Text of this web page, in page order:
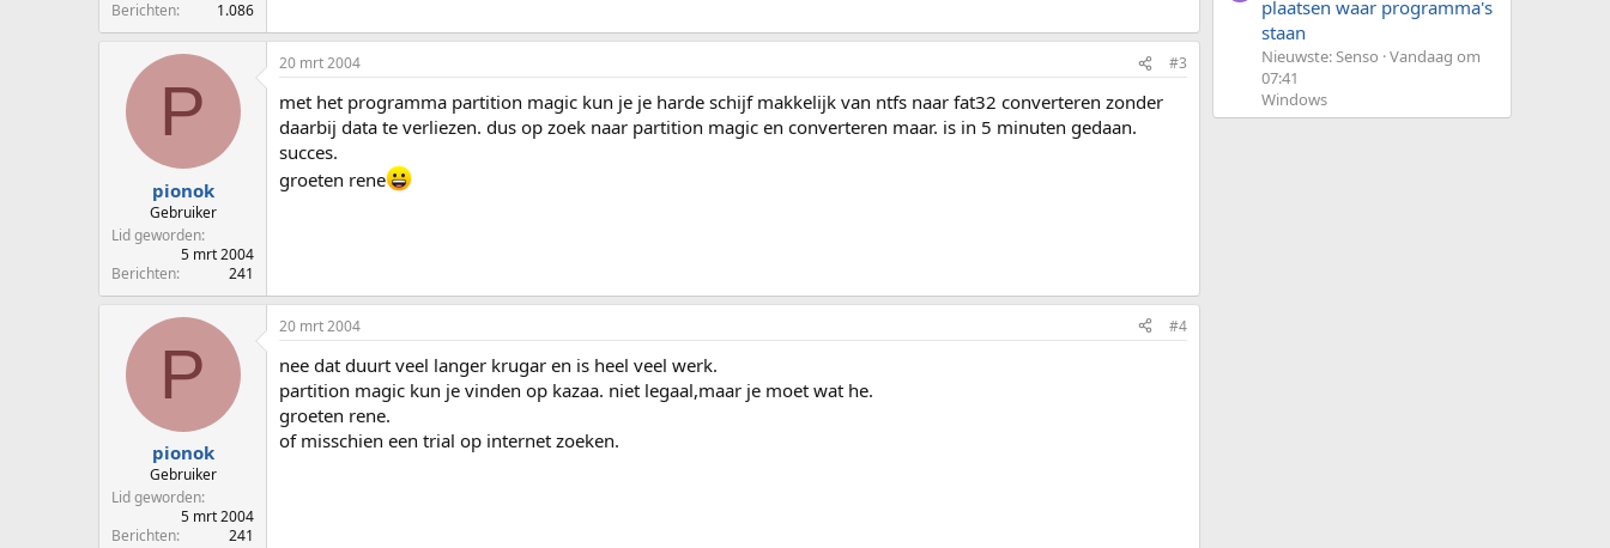
Berichten
1.086
P
pionok
Gebruiker
Lid geworden
5 mrt 2004
Berichten
241
20 mrt 2004 #3
met het programma partition magic kun je je harde schijf makkelijk van ntfs naar fat32 converteren zonder
daarbij data te verliezen. dus op zoek naar partition magic en converteren maar. is in 5 minuten gedaan.
succes.
groeten rene
P
pionok
Gebruiker
Lid geworden
5 mrt 2004
Berichten
241
20 mrt 2004 #4
nee dat duurt veel langer krugar en is heel veel werk.
partition magic kun je vinden op kazaa. niet legaal,maar je moet wat he.
groeten rene.
of misschien een trial op internet zoeken.
plaatsen waar programma's
staan
Nieuwste: Senso Vandaag om
07:41
Windows